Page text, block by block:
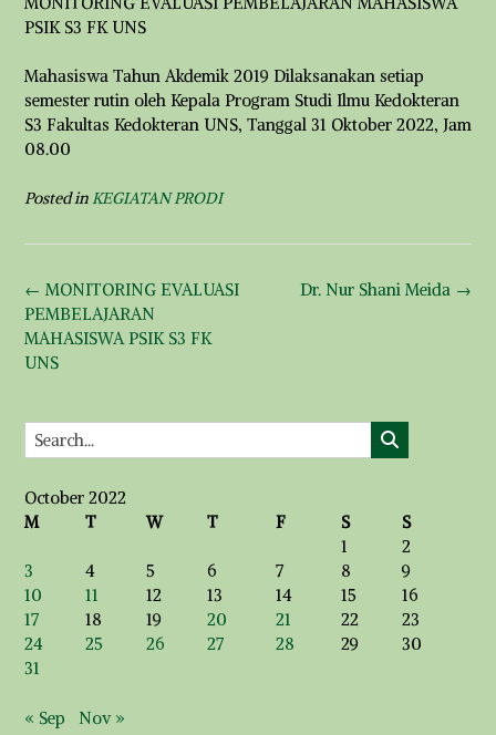
PSIK S3 FK UNS
Mahasiswa Tahun Akdemik 2019 Dilaksanakan setiap
semester rutin oleh Kepala Program Studi Ilmu Kedokteran
S3 Fakultas Kedokteran UNS, Tanggal 31 Oktober 2022, Jam
08.00
Posted inKEGIATAN PRODI
Post
navigation
Dr. Nur Shani Meida →
← MONITORING EVALUASI
PEMBELAJARAN
MAHASISWA PSIK S3 FK
UNS
October 2022
M
T W T F S
S
1
2
3
4 5 6 7 8
9
10
11 12 13 14 15
16
17
18 19 20 21 22
23
24
25 26 27 28 29
30
31
« Sep Nov »